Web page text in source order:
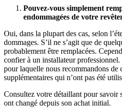
Pouvez-vous simplement
endommagées de votre
Oui, dans la plupart des cas, selon
dommages. S’il ne s’agit que de
probablement être remplacées.
confier à un installateur professionnel.
pour laquelle nous recommandons de
supplémentaires qui n’ont pas été
Consultez votre détaillant pour savoir
ont changé depuis son achat initial.